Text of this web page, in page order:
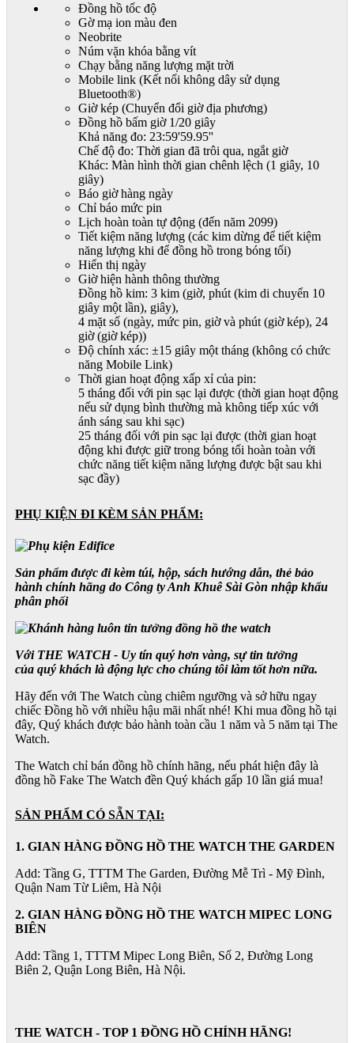
Đồng hồ tốc độ
Gờ mạ ion màu đen
Neobrite
Núm vặn khóa bằng vít
Chạy bằng năng lượng mặt trời
Mobile link (Kết nối không dây sử dụng
Bluetooth®)
Giờ kép (Chuyển đổi giờ địa phương)
Đồng hồ bấm giờ 1/20 giây
Khả năng đo: 23:59'59.95''
Chế độ đo: Thời gian đã trôi qua, ngắt giờ
Khác: Màn hình thời gian chênh lệch (1 giây, 10
giây)
Báo giờ hàng ngày
Chỉ báo mức pin
Lịch hoàn toàn tự động (đến năm 2099)
Tiết kiệm năng lượng (các kim dừng để tiết kiệm
năng lượng khi để đồng hồ trong bóng tối)
Hiển thị ngày
Giờ hiện hành thông thường
Đồng hồ kim: 3 kim (giờ, phút (kim di chuyển 10
giây một lần), giây),
4 mặt số (ngày, mức pin, giờ và phút (giờ kép), 24
giờ (giờ kép))
Độ chính xác: ±15 giây một tháng (không có chức
năng Mobile Link)
Thời gian hoạt động xấp xỉ của pin:
5 tháng đối với pin sạc lại được (thời gian hoạt động
nếu sử dụng bình thường mà không tiếp xúc với
ánh sáng sau khi sạc)
25 tháng đối với pin sạc lại được (thời gian hoạt
động khi được giữ trong bóng tối hoàn toàn với
chức năng tiết kiệm năng lượng được bật sau khi
sạc đầy)
PHỤ KIỆN ĐI KÈM SẢN PHẨM:
Sản phẩm được đi kèm túi, hộp, sách hướng dẫn, thẻ bảo
hành chính hãng do Công ty Anh Khuê Sài Gòn nhập khẩu
phân phối
Với THE WATCH - Uy tín quý hơn vàng, sự tin tưởng
của quý khách là động lực cho chúng tôi làm tốt hơn nữa.
Hãy đến với The Watch cùng chiêm ngưỡng và sở hữu ngay
chiếc Đồng hồ với nhiều hậu mãi nhất nhé! Khi mua đồng hồ tại
đây, Quý khách được bảo hành toàn cầu 1 năm và 5 năm tại The
Watch.
The Watch chỉ bán đồng hồ chính hãng, nếu phát hiện đây là
đồng hồ Fake The Watch đền Quý khách gấp 10 lần giá mua!
SẢN PHẨM CÓ SẴN TẠI:
1. GIAN HÀNG ĐỒNG HỒ THE WATCH THE GARDEN
Add: Tầng G, TTTM The Garden, Đường Mễ Trì - Mỹ Đình,
Quận Nam Từ Liêm, Hà Nội
2. GIAN HÀNG ĐỒNG HỒ THE WATCHMIPEC LONG
BIÊN
Add: Tầng 1, TTTM Mipec Long Biên, Số 2, Đường Long
Biên 2, Quận Long Biên, Hà Nội.
THE WATCH - TOP 1 ĐỒNG HỒ CHÍNH HÃNG!